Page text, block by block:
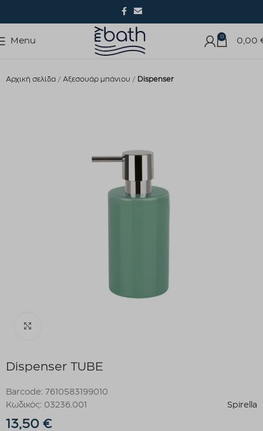
Menu 0 0,00
Αρχική σελίδα Αξεσουάρ μπάνιου Dispenser
Dispenser TUBE
Barcode: 7610583199010
Κωδικός: 03236.001
Spirella
13,50 €